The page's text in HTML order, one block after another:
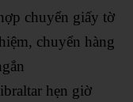
chuyển giấy tờ
chuyển hàng
hẹn giờ